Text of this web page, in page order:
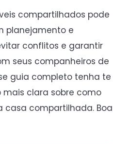
compartilhados pode
planejamento e
conflitos e garantir
seus companheiros de
guia completo tenha te
clara sobre como
casa compartilhada. Boa